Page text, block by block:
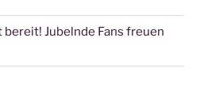
bereit! Jubelnde Fans freuen